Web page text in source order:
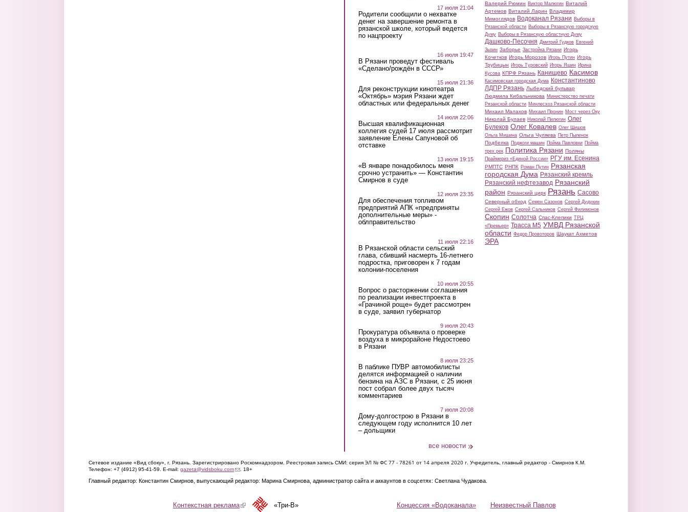
17 июля 21:04
Родители сообщили о нехватке
денег на завершение ремонта в
рязанской школе, который ведется
по нацпроекту
16 июля 19:47
В Рязани проведут фестиваль
«Сделано/рождён в СССР»
15 июля 21:36
Для реконструкции кинотеатра
«Октябрь» мэрия Рязани ждет
областных или федеральных денег
14 июля 22:06
Высшая квалификационная
коллегия судей 17 июля рассмотрит
заявление Елены Сапуновой об
отставке
13 июля 19:15
«В январе понадобилось меня
срочно устранить» — Константин
Смирнов в суде
12 июля 23:35
Для обеспечения топливом
предприятий АПК «предприняты
дополнительные меры» -
облправительство
11 июля 22:16
В Рязанской области сельский
глава, сбивший насмерть 16-летнего
подростка, приговорен к 7 годам
колонии-поселения
10 июля 20:55
Вопрос о расторжении соглашения
по реализации инвестпроекта в
«Грачиной роще» будет рассмотрен
в суде, заявил губернатор
9 июля 20:43
Прокуратура объявила о проверке
воздуха в микрорайоне Недостоево
в Рязани
8 июля 23:25
В паблике ПУВР автомобилисты
делятся информацией о наличии
бензина на АЗС в Рязани, с 25 июня
пост собрал более двух тысяч
комментариев
7 июля 20:08
Дому-долгострою в Рязани в
следующем году исполнится 10 лет
– дольщики
все новости
Валерий Рюмин Виктор Малюгин Виталий
Артемов Виталий Ларин Владимир
Мимоглядов Водоканал Рязани Выборы в
Рязанской области Выборы в Рязанскую городскую
Думу Выборы в Рязанскую областную Думу
Дашково-Песочня Дмитрий Гудков Евгений
Зызин Заборье Застройка Рязани Игорь
Кочетков Игорь Морозов Игорь Путин Игорь
Трубицын Игорь Туровский Игорь Яшин Ирина
Кусова КПРФ Рязань Канищево Касимов
Касимовская городская Дума Константиново
ЛДПР Рязань Лыбедский бульвар
Людмила Кибальникова Министерство печати
Рязанской области Минлесхоз Рязанской области
Михаил Малахов Михаил Пронин Мост через Оку
Николай Булаев Николай Пилюгин Олег
Булеков Олег Ковалев Олег Шишов
Ольга Мишина Ольга Чуляева Петр Пыленок
Подбелка Поджоги машин Пойма Павловки Пойма
трех рек Политика Рязани Поляны
Праймериз «Единой России» РГУ им. Есенина
РМПТС РНПК Роман Путин Рязанская
городская Дума Рязанский кремль
Рязанский нефтезавод Рязанский
район Рязанский цирк Рязань Сасово
Северный обход Семен Сазонов Сергей Дудукин
Сергей Ежов Сергей Сальников Сергей Филимонов
Скопин Солотча Спас-Клепики ТРЦ
«Премьер» Трасса М5 УМВД Рязанской
области Федор Провоторов Шаукат Ахметов
ЭРА
Сетевое издание «Вид сбоку», г. Рязань. Зарегистрировано Роскомнадзором. Реестровая запись СМИ: серия ЭЛ № ФС 77 - 78261 от 14 апреля 2020 г. Учредитель, главный редактор - Смирнов К.М.
Телефон: +7 (4912) 95-41-59. E-mail: gazeta@vidsboku.com(link sends e-mail)
. 18+
Главный редактор: Константин Смирнов, выпускающий редактор: Марина Смирнова, администратор сайта и аккаунтов в соцсетях: Светлана Чудакова.
Концессия «Водоканала» Неизвестный Павлов
Контекстная реклама(link is external)«Три-В»